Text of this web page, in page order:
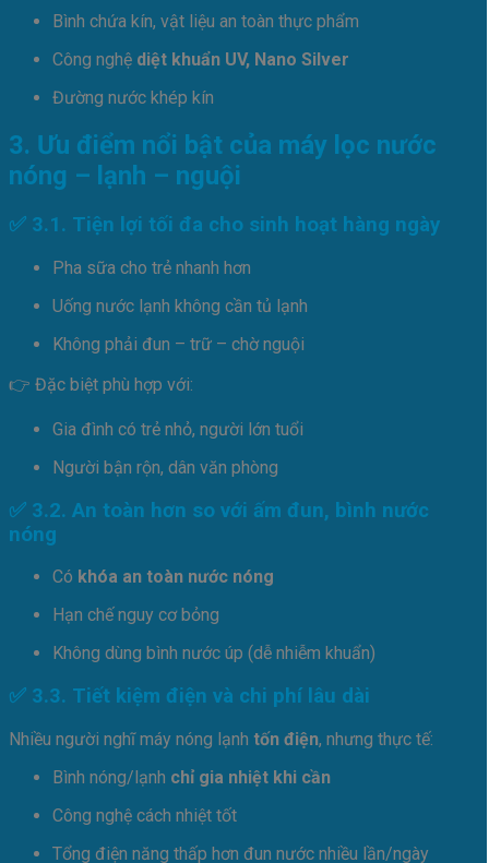
Bình chứa kín, vật liệu an toàn thực phẩm
Công nghệ diệt khuẩn UV, Nano Silver
Đường nước khép kín
3. Ưu điểm nổi bật của máy lọc nước
nóng – lạnh – nguội
✅ 3.1. Tiện lợi tối đa cho sinh hoạt hàng ngày
Pha sữa cho trẻ nhanh hơn
Uống nước lạnh không cần tủ lạnh
Không phải đun – trữ – chờ nguội
👉 Đặc biệt phù hợp với:
Gia đình có trẻ nhỏ, người lớn tuổi
Người bận rộn, dân văn phòng
✅ 3.2. An toàn hơn so với ấm đun, bình nước
nóng
Có khóa an toàn nước nóng
Hạn chế nguy cơ bỏng
Không dùng bình nước úp (dễ nhiễm khuẩn)
✅ 3.3. Tiết kiệm điện và chi phí lâu dài
Nhiều người nghĩ máy nóng lạnh tốn điện, nhưng thực tế:
Bình nóng/lạnh chỉ gia nhiệt khi cần
Công nghệ cách nhiệt tốt
Tổng điện năng thấp hơn đun nước nhiều lần/ngày